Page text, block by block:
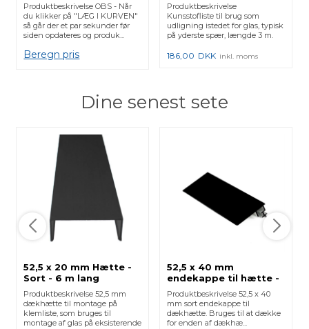
Produktbeskrivelse OBS - Når
du klikker på "LÆG I KURVEN"
så går der et par sekunder før
siden opdateres og produk...
Beregn pris
Produktbeskrivelse
Kunsstofliste til brug som
udligning istedet for glas, typisk
på yderste spær, længde 3 m.
186,00 DKK inkl. moms
Dine senest sete
52,5 x 20 mm Hætte -
Sort - 6 m lang
Produktbeskrivelse 52,5 mm
dækhætte til montage på
klemliste, som bruges til
montage af glas på eksisterende
52,5 x 40 mm
endekappe til hætte -
Sort
Produktbeskrivelse 52,5 x 40
mm sort endekappe til
dækhætte. Bruges til at dække
for enden af dækhæ...